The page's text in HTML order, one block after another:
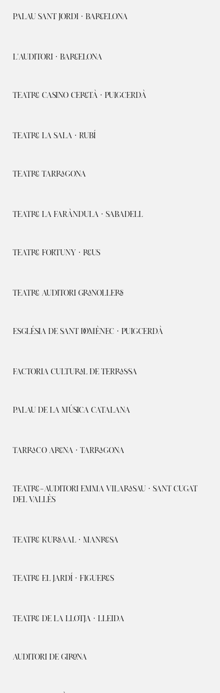
PALAU SANT JORDI · BARCELONA
L'AUDITORI · BARCELONA
TEATRE CASINO CERETÀ · PUIGCERDÀ
TEATRE LA SALA · RUBÍ
TEATRE TARRAGONA
TEATRE LA FARÀNDULA · SABADELL
TEATRE FORTUNY · REUS
TEATRE AUDITORI GRANOLLERS
ESGLÉSIA DE SANT DOMÈNEC · PUIGCERDÀ
FACTORIA CULTURAL DE TERRASSA
PALAU DE LA MÚSICA CATALANA
TARRACO ARENA · TARRAGONA
TEATRE-AUDITORI EMMA VILARASAU · SANT CUGAT
DEL VALLÈS
TEATRE KURSAAL · MANRESA
TEATRE EL JARDÍ · FIGUERES
TEATRE DE LA LLOTJA · LLEIDA
AUDITORI DE GIRONA